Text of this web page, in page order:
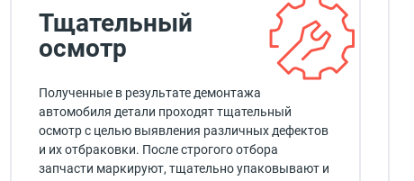
Тщательный
осмотр
Полученные в результате демонтажа
автомобиля детали проходят тщательный
осмотр с целью выявления различных дефектов
и их отбраковки. После строгого отбора
запчасти маркируют, тщательно упаковывают и